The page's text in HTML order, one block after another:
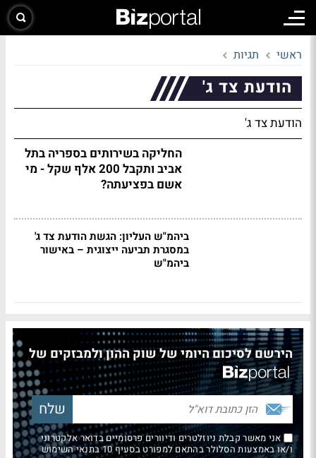
ראשי תגיות
הודעת צד ג'
הודעת צד ג'
החליקה בשירותים בספריה בתל
אביב ותקבל 200 אלף שקל - מי
אשם בפציעתה?
ביהמ"ש העליון: הגשת הודעת צד ג'
במסגרת תביעה ייצוגית – באישור
ביהמ"ש
הירשם לסיכום היומי של שוק ההון ולמבזקים של
אני מאשר קבלת ניוזלטרים ודיוורים פרסומיים בדואר אלקטרוני
ו/או באמצעות הסלולר בהתאם למפורט בסעיף 10 בתנאי השימוש